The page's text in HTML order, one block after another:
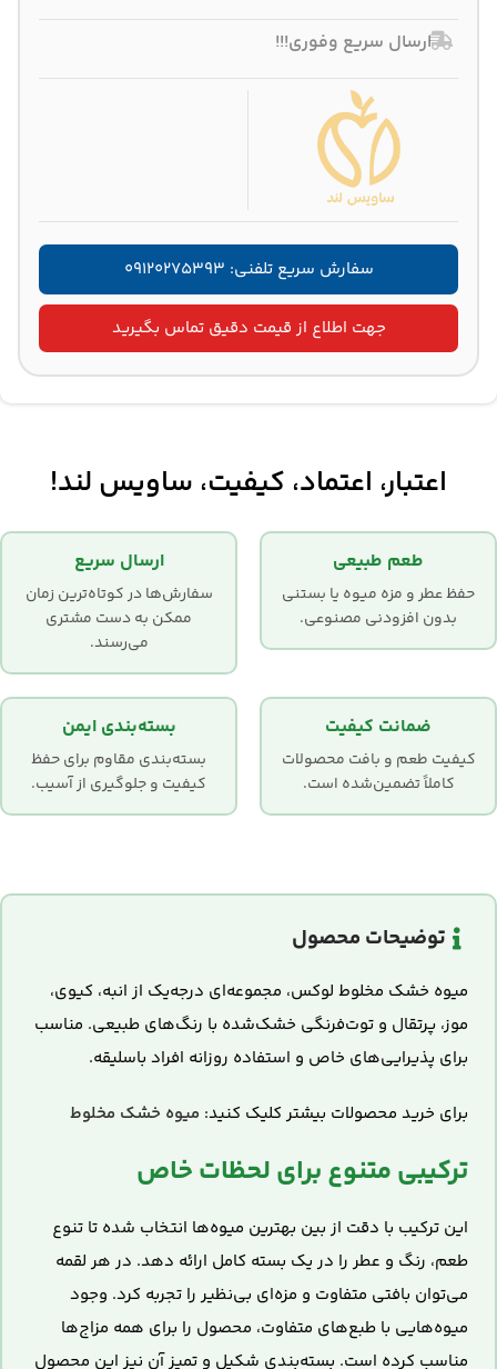
ارسال سریع وفوری!!!
سفارش سریع تلفنی: ۰۹۱۲۰۲۷۵۳۹۳
جهت اطلاع از قیمت دقیق تماس بگیرید
اعتبار، اعتماد، کیفیت، ساویس لند!
طعم طبیعی
حفظ عطر و مزه میوه یا بستنی
بدون افزودنی مصنوعی.
ارسال سریع
سفارش‌ها در کوتاه‌ترین زمان
ممکن به دست مشتری
می‌رسند.
ضمانت کیفیت
کیفیت طعم و بافت محصولات
کاملاً تضمین‌شده است.
بسته‌بندی ایمن
بسته‌بندی مقاوم برای حفظ
کیفیت و جلوگیری از آسیب.
توضیحات محصول
میوه خشک مخلوط لوکس، مجموعه‌ای درجه‌یک از انبه، کیوی،
موز، پرتقال و توت‌فرنگی خشک‌شده با رنگ‌های طبیعی. مناسب
برای پذیرایی‌های خاص و استفاده روزانه افراد باسلیقه.
برای خرید محصولات بیشتر کلیک کنید: میوه خشک مخلوط
ترکیبی متنوع برای لحظات خاص
این ترکیب با دقت از بین بهترین میوه‌ها انتخاب شده تا تنوع
طعم، رنگ و عطر را در یک بسته کامل ارائه دهد. در هر لقمه
می‌توان بافتی متفاوت و مزه‌ای بی‌نظیر را تجربه کرد. وجود
میوه‌هایی با طبع‌های متفاوت، محصول را برای همه مزاج‌ها
مناسب کرده است. بسته‌بندی شکیل و تمیز آن نیز این محصول